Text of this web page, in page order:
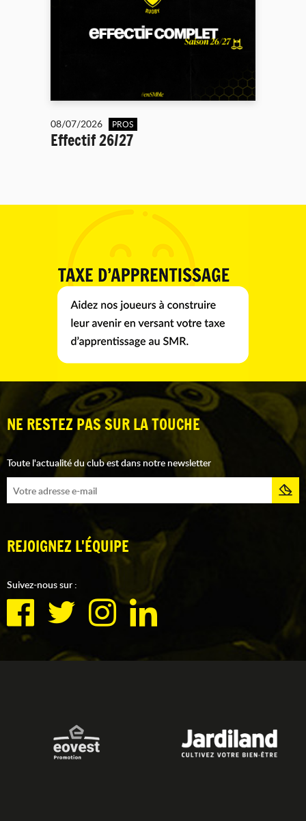
08/07/2026 PROS
Effectif 26/27
NE RESTEZ PAS SUR LA TOUCHE
Toute l'actualité du club est dans notre newsletter
REJOIGNEZ L'ÉQUIPE
Suivez-nous sur :